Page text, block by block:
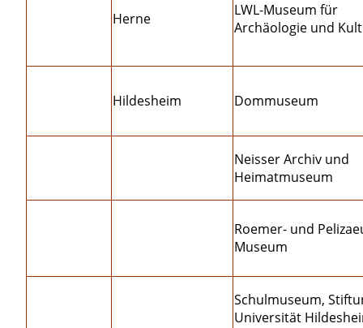
Herne
LWL-Museum für
Archäologie und
Hildesheim Dommuseum
Neisser Archiv und
Heimatmuseum
Roemer- und
Museum
Schulmuseum,
Universität